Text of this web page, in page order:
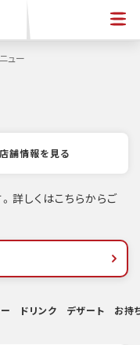
ュー
店舗情報を見る
詳しくはこちらからご
ドリンク デザート お持